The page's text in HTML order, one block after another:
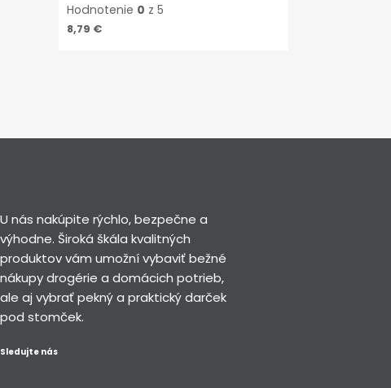
Hodnotenie 0 z 5
8,79 €
U nás nakúpite rýchlo, bezpečne a
výhodne. Široká škála kvalitných
produktov vám umožní vybaviť bežné
nákupy drogérie a domácich potrieb,
ale aj vybrať pekný a praktický darček
pod stomček.
Sledujte nás